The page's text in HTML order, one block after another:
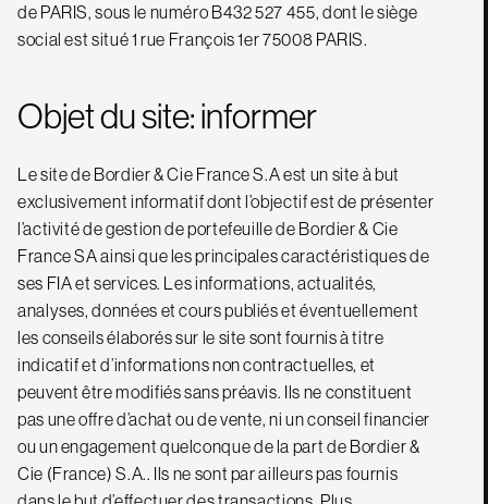
de PARIS, sous le numéro B432 527 455, dont le siège
social est situé 1 rue François 1er 75008 PARIS.
Objet du site: informer
Le site de Bordier & Cie France S.A est un site à but
exclusivement informatif dont l’objectif est de présenter
l’activité de gestion de portefeuille de Bordier & Cie
France SA ainsi que les principales caractéristiques de
ses FIA et services. Les informations, actualités,
analyses, données et cours publiés et éventuellement
les conseils élaborés sur le site sont fournis à titre
indicatif et d’informations non contractuelles, et
peuvent être modifiés sans préavis. Ils ne constituent
pas une offre d’achat ou de vente, ni un conseil financier
ou un engagement quelconque de la part de Bordier &
Cie (France) S.A.. Ils ne sont par ailleurs pas fournis